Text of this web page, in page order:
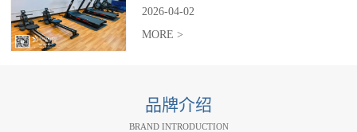
2026-04-02
MORE >
品牌介绍
BRAND INTRODUCTION